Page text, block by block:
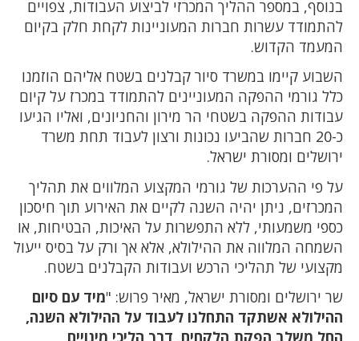
בנוסף, במספר ההליך המכרזי לביצוע העבודות, צפויים
להתמודד עשרות חברות המעוניינות לקחת חלק בקיום
המעמד הקדוש.
השבוע קיימו במשרד סיור קבלנים בשטח אליהם הוזמנו
כלל גורמי ההפקה המעוניינים להתמודד במכרז על קיום
עבודות ההפקה בשטחי הר מירון והחניונים, ואליו הגיעו
כ-20 חברות שהביעו נכונות ורצון לעבוד תחת משרד
ירושלים ומסורת ישראל.
על פי ההערכות של גורמי המקצוע המלווים את תהליך
המכרזים, ניתן יהיה השנה לקיים את האירוע תוך חיסכון
כספי משמעותי, ללא התפשרות על האיכות, הבטיחות, או
השמחה המלווה את ההילולא, אלא אך ורק על בסיס ייעול
מקצועי של תהליכי הרכש ועבודות הקבלנים בשטח.
שר ירושלים ומסורת ישראל, מאיר פרוש: "מיד עם סיום
ההילולא אשתקד התחלנו לעבוד על ההילולא השנה,